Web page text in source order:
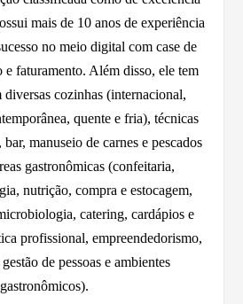
mais de 10 anos de experiência
no meio digital com case de
e faturamento. Além disso, ele tem
diversas cozinhas (internacional,
quente e fria), técnicas
manuseio de carnes e pescados
gastronômicas (confeitaria,
nutrição, compra e estocagem,
catering, cardápios e
profissional, empreendedorismo,
de pessoas e ambientes
gastronômicos).